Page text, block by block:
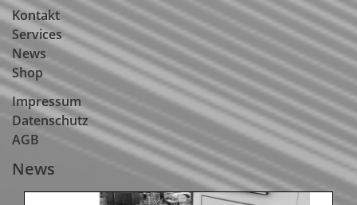
Kontakt
Services
News
Shop
Impressum
Datenschutz
AGB
News